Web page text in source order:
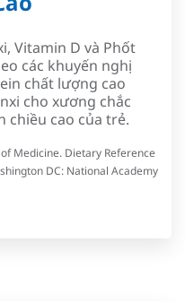
Vitamin D và Phốt
các khuyến nghị
chất lượng cao
cho xương chắc
chiều cao của trẻ.
Medicine. Dietary Reference
DC: National Academy